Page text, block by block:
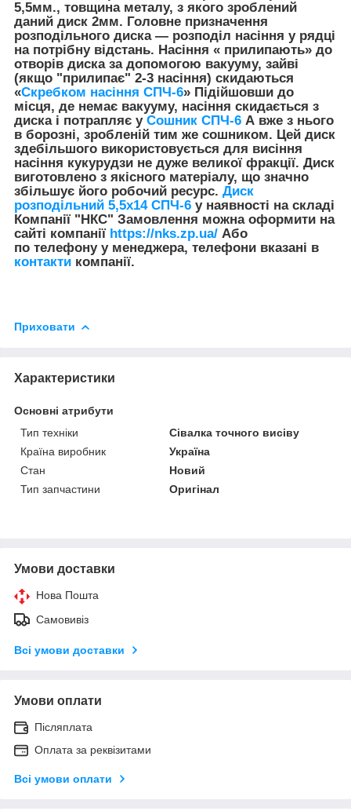
5,5мм., товщина металу, з якого зроблений
даний диск 2мм. Головне призначення
розподільного диска — розподіл насіння у рядці
на потрібну відстань. Насіння « прилипають» до
отворів диска за допомогою вакууму, зайві
(якщо "прилипає" 2-3 насіння) скидаються
«Скребком насіння СПЧ-6» Підійшовши до
місця, де немає вакууму, насіння скидається з
диска і потрапляє у Сошник СПЧ-6 А вже з нього
в борозні, зробленій тим же сошником. Цей диск
здебільшого використовується для висіння
насіння кукурудзи не дуже великої фракції. Диск
виготовлено з якісного матеріалу, що значно
збільшує його робочий ресурс. Диск
розподільний 5,5х14 СПЧ-6 у наявності на складі
Компанії "НКС" Замовлення можна оформити на
сайті компанії https://nks.zp.ua/ Або
по телефону у менеджера, телефони вказані в
контакти компанії.
Приховати
Характеристики
Основні атрибути
Тип техніки
Сівалка точного висіву
Країна виробник
Україна
Стан
Новий
Тип запчастини
Оригінал
Умови доставки
Нова Пошта
Самовивіз
Всі умови доставки
Умови оплати
Післяплата
Оплата за реквізитами
Всі умови оплати